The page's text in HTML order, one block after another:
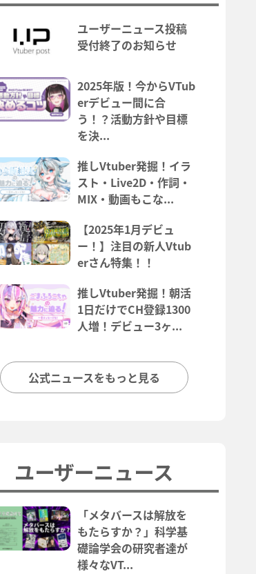
ユーザーニュース投稿
受付終了のお知らせ
2025年版！今からVTub
erデビュー間に合
う！？活動方針や目標
を決...
推しVtuber発掘！イラ
スト・Live2D・作詞・
MIX・動画もこな...
【2025年1月デビュ
ー！】注目の新人Vtub
erさん特集！！
推しVtuber発掘！朝活
1日だけでCH登録1300
人増！デビュー3ヶ...
公式ニュースをもっと見る
ユーザーニュース
「メタバースは解放を
もたらすか？」科学基
礎論学会の研究者達が
様々なVT...